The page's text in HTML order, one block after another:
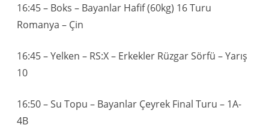
16:45 – Boks – Bayanlar Hafif (60kg) 16 Turu
Romanya – Çin
16:45 – Yelken – RS:X – Erkekler Rüzgar Sörfü – Yarış
10
16:50 – Su Topu – Bayanlar Çeyrek Final Turu – 1A-
4B